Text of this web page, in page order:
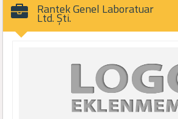
Rantek Genel Laboratuar
Ltd. Şti.